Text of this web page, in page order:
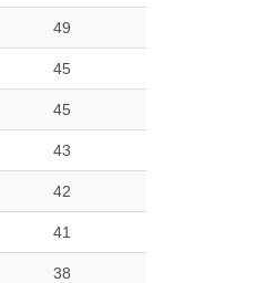
49
45
45
43
42
41
38